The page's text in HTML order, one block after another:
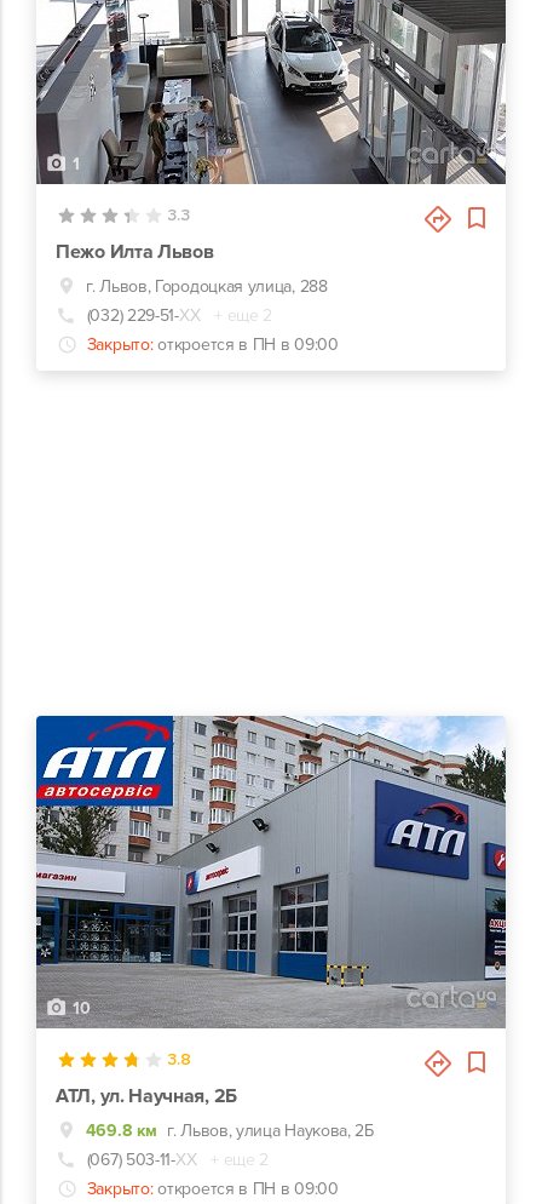
1
3.3
Пежо Илта Львов
г. Львов, Городоцкая улица, 288
(032) 229-51-ХХ
+ еще 2
Закрыто: откроется в ПН в 09:00
10
3.8
АТЛ, ул. Научная, 2Б
469.8 км г. Львов, улица Наукова, 2Б
(067) 503-11-ХХ
+ еще 2
Закрыто: откроется в ПН в 09:00